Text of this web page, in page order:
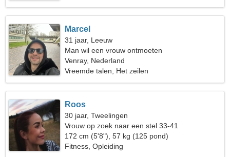
Marcel
31 jaar, Leeuw
Man wil een vrouw ontmoeten
Venray, Nederland
Vreemde talen, Het zeilen
Roos
30 jaar, Tweelingen
Vrouw op zoek naar een stel 33-41
172 cm (5'8"), 57 kg (125 pond)
Fitness, Opleiding